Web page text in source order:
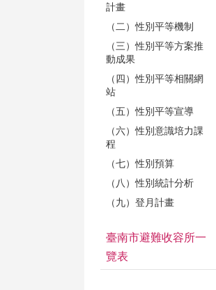
計畫
（二）性別平等機制
（三）性別平等方案推
動成果
（四）性別平等相關網
站
（五）性別平等宣導
（六）性別意識培力課
程
（七）性別預算
（八）性別統計分析
（九）登月計畫
臺南市避難收容所一
覽表